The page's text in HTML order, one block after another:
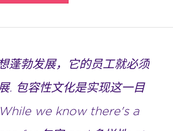
蓬勃发展，它的员工就必须
. 包容性文化是实现这一目
we know there's a